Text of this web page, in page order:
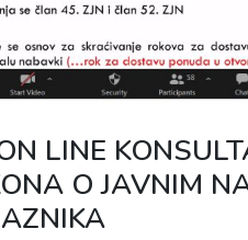
LINE
O JAVNIM